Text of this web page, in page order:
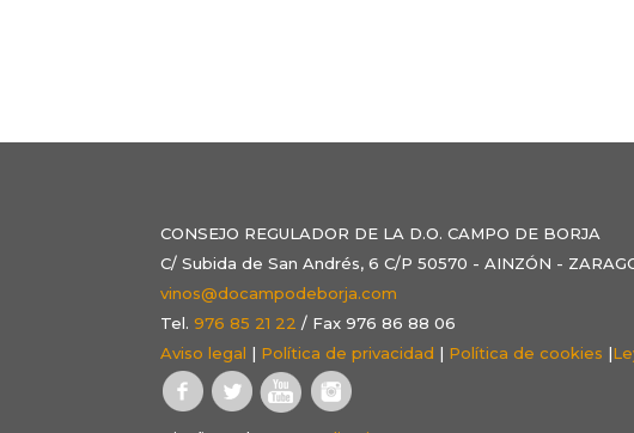
CONSEJO REGULADOR DE LA D.O. CAMPO DE BORJA
C/ Subida de San Andrés, 6 C/P 50570 - AINZÓN -
vinos@docampodeborja.com
Tel.976 85 21 22 / Fax 976 86 88 06
Aviso legal | Política de privacidad | Política de cookies |